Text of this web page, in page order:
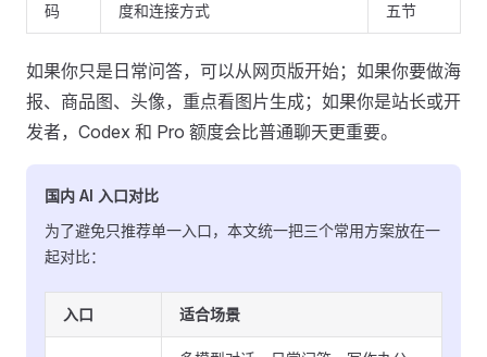
码
度和连接方式
五节
如果你只是日常问答，可以从网页版开始；如果你要做海
报、商品图、头像，重点看图片生成；如果你是站长或开
发者，Codex 和 Pro 额度会比普通聊天更重要。
国内 AI 入口对比
为了避免只推荐单一入口，本文统一把三个常用方案放在一
起对比：
入口 适合场景